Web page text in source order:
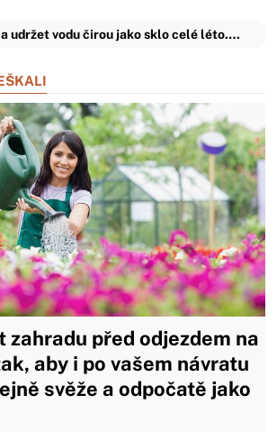
udržet vodu čirou jako sklo celé léto.…
zahradu před odjezdem na
aby i po vašem návratu
svěže a odpočatě jako